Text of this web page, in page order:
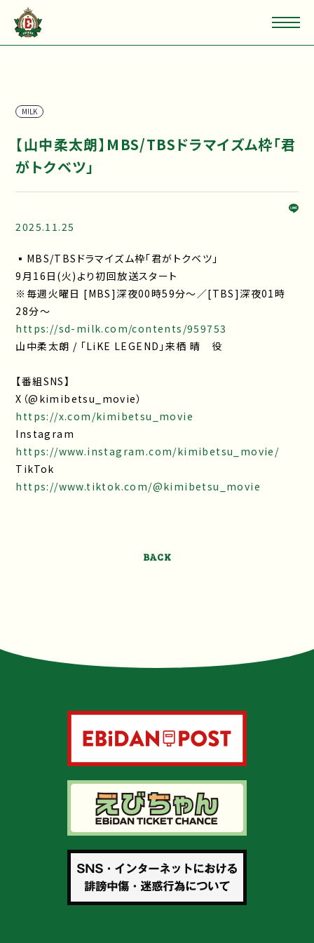
M!LK
【山中柔太朗】MBS/TBSドラマイズム枠「君
がトクベツ」
2025.11.25
▪MBS/TBSドラマイズム枠「君がトクベツ」
9月16日(火)より初回放送スタート
※毎週火曜日 [MBS]深夜00時59分～／[TBS]深夜01時
28分～
https://sd-milk.com/contents/959753
山中柔太朗 / 「LiKE LEGEND」来栖 晴 役
【番組SNS】
X（@kimibetsu_movie）
https://x.com/kimibetsu_movie
Instagram
https://www.instagram.com/kimibetsu_movie/
TikTok
https://www.tiktok.com/@kimibetsu_movie
BACK